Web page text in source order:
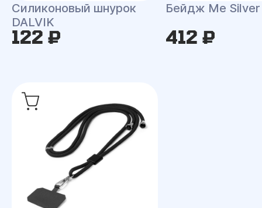
Силиконовый шнурок
DALVIK
122 ₽
Бейдж Me Silver
412 ₽